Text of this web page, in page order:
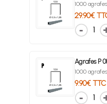
1000 agrafes
29.90€
1
Agrafes P
1000 agrafes
9.90€ TTC
1